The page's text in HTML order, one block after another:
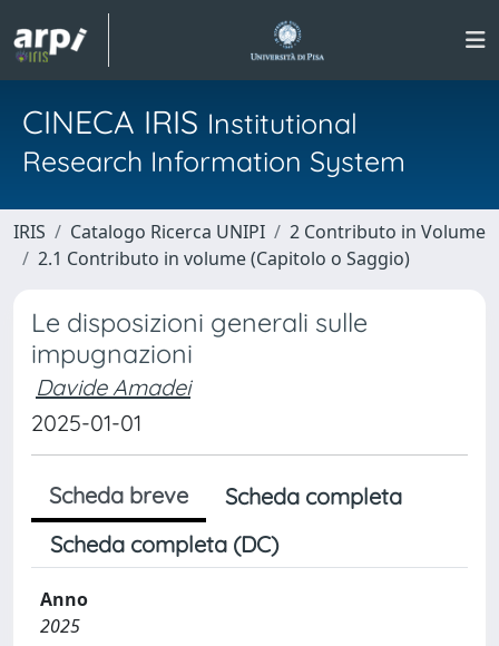
CINECA IRIS Institutional
Research Information System
IRIS Catalogo Ricerca UNIPI
2 Contributo in Volume
2.1 Contributo in volume (Capitolo o Saggio)
Le disposizioni generali sulle
impugnazioni
Davide Amadei
2025-01-01
Scheda breve
Scheda completa
Scheda completa (DC)
Anno
2025